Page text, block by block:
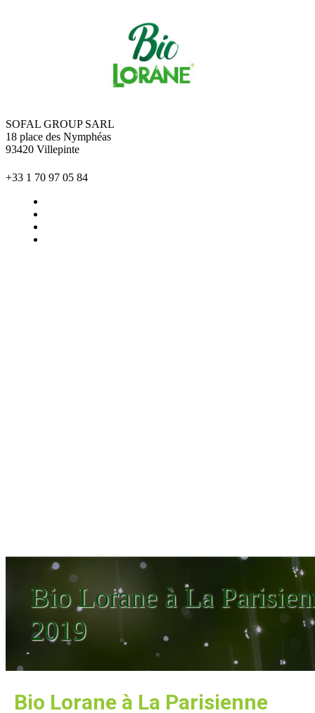
SOFAL GROUP SARL
18 place des Nymphéas
93420 Villepinte
+33 1 70 97 05 84
Bio Lorane à La
2019
Bio Lorane à La Parisienne